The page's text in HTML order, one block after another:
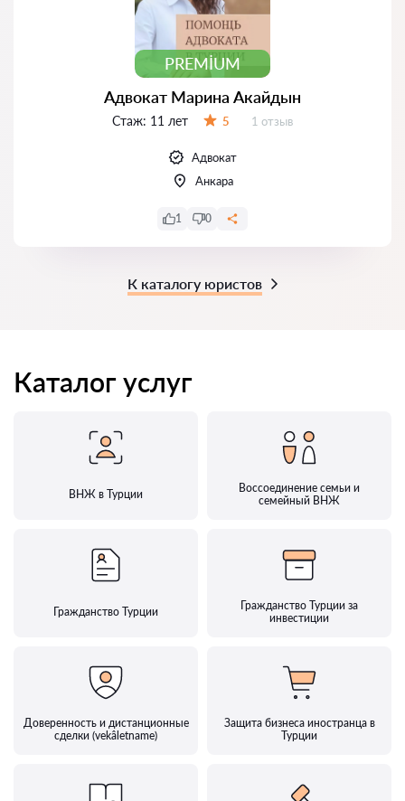
PREMIUM
Адвокат Марина Акайдын
Стаж: 11 лет 5 Отзывов:
1 отзыв
Адвокат
Анкара
1 0
К каталогу юристов
Каталог услуг
ВНЖ в Турции
Воссоединение семьи и
семейный ВНЖ
Гражданство Турции
Гражданство Турции за
инвестиции
Доверенность и дистанционные
сделки (vekâletname)
Защита бизнеса иностранца в
Турции